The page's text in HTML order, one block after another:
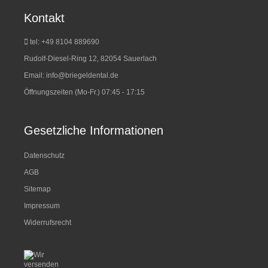
Kontakt
tel: +49 8104 889690
Rudolf-Diesel-Ring 12, 82054 Sauerlach
Email: info@briegeldental.de
Öffnungszeiten (Mo-Fr.) 07:45 - 17:15
Gesetzliche Informationen
Datenschutz
AGB
Sitemap
Impressum
Widerrufsrecht